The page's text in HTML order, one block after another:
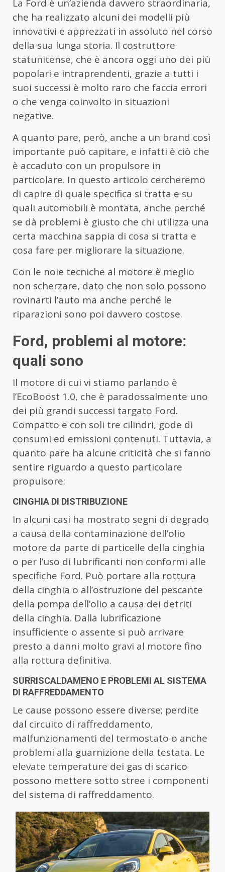
La Ford è un’azienda davvero straordinaria,
che ha realizzato alcuni dei modelli più
innovativi e apprezzati in assoluto nel corso
della sua lunga storia. Il costruttore
statunitense, che è ancora oggi uno dei più
popolari e intraprendenti, grazie a tutti i
suoi successi è molto raro che faccia errori
o che venga coinvolto in situazioni
negative.
A quanto pare, però, anche a un brand così
importante può capitare, e infatti è ciò che
è accaduto con un propulsore in
particolare. In questo articolo cercheremo
di capire di quale specifica si tratta e su
quali automobili è montata, anche perché
se dà problemi è giusto che chi utilizza una
certa macchina sappia di cosa si tratta e
cosa fare per migliorare la situazione.
Con le noie tecniche al motore è meglio
non scherzare, dato che non solo possono
rovinarti l’auto ma anche perché le
riparazioni sono poi davvero costose.
Ford, problemi al motore:
quali sono
Il motore di cui vi stiamo parlando è
l’EcoBoost 1.0, che è paradossalmente uno
dei più grandi successi targato Ford.
Compatto e con soli tre cilindri, gode di
consumi ed emissioni contenuti. Tuttavia, a
quanto pare ha alcune criticità che si fanno
sentire riguardo a questo particolare
propulsore:
CINGHIA DI DISTRIBUZIONE
In alcuni casi ha mostrato segni di degrado
a causa della contaminazione dell’olio
motore da parte di particelle della cinghia
o per l’uso di lubrificanti non conformi alle
specifiche Ford. Può portare alla rottura
della cinghia o all’ostruzione del pescante
della pompa dell’olio a causa dei detriti
della cinghia. Dalla lubrificazione
insufficiente o assente si può arrivare
presto a danni molto gravi al motore fino
alla rottura definitiva.
SURRISCALDAMENO E PROBLEMI AL SISTEMA
DI RAFFREDDAMENTO
Le cause possono essere diverse; perdite
dal circuito di raffreddamento,
malfunzionamenti del termostato o anche
problemi alla guarnizione della testata. Le
elevate temperature dei gas di scarico
possono mettere sotto stree i componenti
del sistema di raffreddamento.